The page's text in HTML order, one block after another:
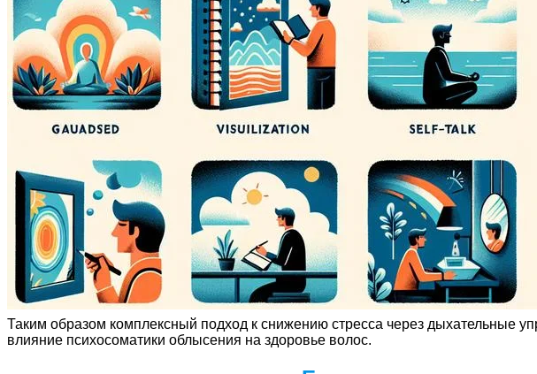
Таким образом комплексный подход к снижению стресса через дыхательные
влияние психосоматики облысения на здоровье волос.